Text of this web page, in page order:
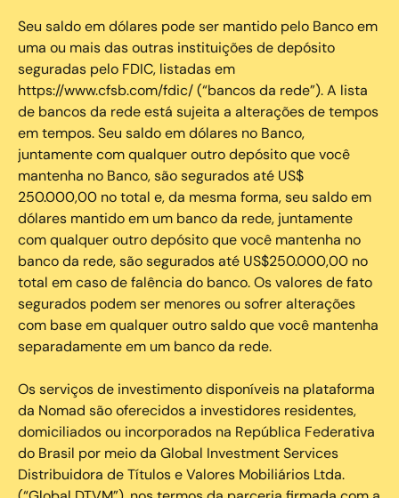
Seu saldo em dólares pode ser mantido pelo Banco em
uma ou mais das outras instituições de depósito
seguradas pelo FDIC, listadas em
https://www.cfsb.com/fdic/ (“bancos da rede”). A lista
de bancos da rede está sujeita a alterações de tempos
em tempos. Seu saldo em dólares no Banco,
juntamente com qualquer outro depósito que você
mantenha no Banco, são segurados até US$
250.000,00 no total e, da mesma forma, seu saldo em
dólares mantido em um banco da rede, juntamente
com qualquer outro depósito que você mantenha no
banco da rede, são segurados até US$250.000,00 no
total em caso de falência do banco. Os valores de fato
segurados podem ser menores ou sofrer alterações
com base em qualquer outro saldo que você mantenha
separadamente em um banco da rede.
Os serviços de investimento disponíveis na plataforma
da Nomad são oferecidos a investidores residentes,
domiciliados ou incorporados na República Federativa
do Brasil por meio da Global Investment Services
Distribuidora de Títulos e Valores Mobiliários Ltda.